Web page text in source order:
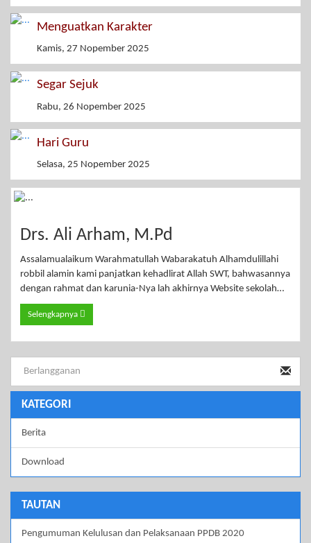
Menguatkan Karakter
Kamis, 27 Nopember 2025
Segar Sejuk
Rabu, 26 Nopember 2025
Hari Guru
Selasa, 25 Nopember 2025
Drs. Ali Arham, M.Pd
Assalamualaikum Warahmatullah Wabarakatuh Alhamdulillahi
robbil alamin kami panjatkan kehadlirat Allah SWT, bahwasannya
dengan rahmat dan karunia-Nya lah akhirnya Website sekolah…
Selengkapnya
KATEGORI
Berita
Download
TAUTAN
Pengumuman Kelulusan dan Pelaksanaan PPDB 2020